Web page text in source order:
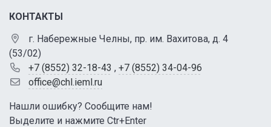
КОНТАКТЫ
г. Набережные Челны, пр. им. Вахитова, д. 4
(53/02)
+7 (8552) 32-18-43 , +7 (8552) 34-04-96
office@chl.ieml.ru
Нашли ошибку? Сообщите нам!
Выделите и нажмите Ctr+Enter